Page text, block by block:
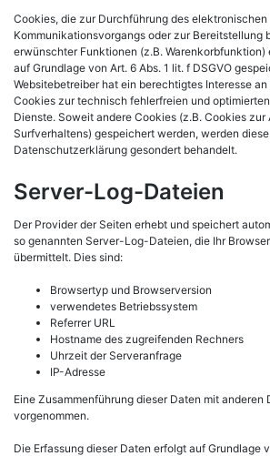
Cookies, die zur Durchführung des elektronischen
Kommunikationsvorgangs oder zur Bereitstellung
erwünschter Funktionen (z.B. Warenkorbfunktion)
auf Grundlage von Art. 6 Abs. 1 lit. f DSGVO
Websitebetreiber hat ein berechtigtes Interesse
Cookies zur technisch fehlerfreien und
Dienste. Soweit andere Cookies (z.B. Cookies zur
Surfverhaltens) gespeichert werden, werden
Datenschutzerklärung gesondert behandelt.
Server-Log-Dateien
Der Provider der Seiten erhebt und speichert
so genannten Server-Log-Dateien, die Ihr
übermittelt. Dies sind:
Browsertyp und Browserversion
verwendetes Betriebssystem
Referrer URL
Hostname des zugreifenden Rechners
Uhrzeit der Serveranfrage
IP-Adresse
Eine Zusammenführung dieser Daten mit
vorgenommen.
Die Erfassung dieser Daten erfolgt auf Grundlage